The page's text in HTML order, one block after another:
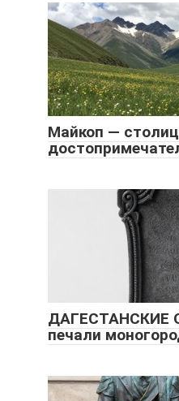
Майкоп —
ДАГЕСТАНСКИЕ
печали